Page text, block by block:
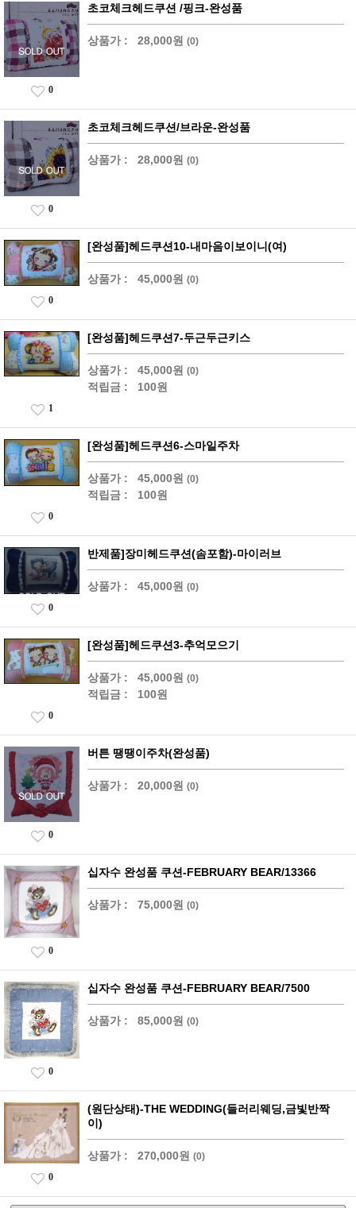
초코체크헤드쿠션 /핑크-완성품
상품가 : 28,000원 (0)
0
초코체크헤드쿠션/브라운-완성품
상품가 : 28,000원 (0)
0
[완성품]헤드쿠션10-내마음이보이니(여)
상품가 : 45,000원 (0)
0
[완성품]헤드쿠션7-두근두근키스
상품가 : 45,000원 (0)
적립금 : 100원
1
[완성품]헤드쿠션6-스마일주차
상품가 : 45,000원 (0)
적립금 : 100원
0
반제품]장미헤드쿠션(솜포함)-마이러브
상품가 : 45,000원 (0)
0
[완성품]헤드쿠션3-추억모으기
상품가 : 45,000원 (0)
적립금 : 100원
0
버튼 땡땡이주차(완성품)
상품가 : 20,000원 (0)
0
십자수 완성품 쿠션-FEBRUARY BEAR/13366
상품가 : 75,000원 (0)
0
십자수 완성품 쿠션-FEBRUARY BEAR/7500
상품가 : 85,000원 (0)
0
(원단상태)-THE WEDDING(들러리웨딩,금빛반짝
이)
상품가 : 270,000원 (0)
0